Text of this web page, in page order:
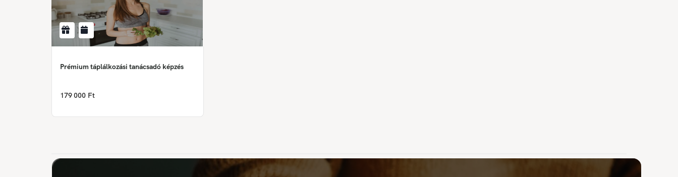
Prémium táplálkozási tanácsadó képzés
179 000 Ft